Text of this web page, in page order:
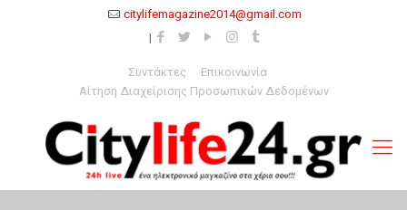
citylifemagazine2014@gmail.com
Συντάκτες
Επικοινωνία
Αίτηση Διαχείρισης Προσωπικών Δεδομένων